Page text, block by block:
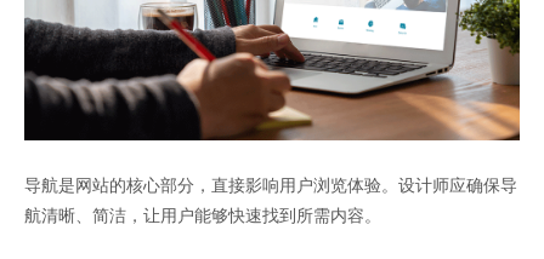
导航是网站的核心部分，直接影响用户浏览体验。设计师应确保导
航清晰、简洁，让用户能够快速找到所需内容。